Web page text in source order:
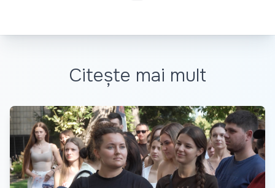
Citește mai mult